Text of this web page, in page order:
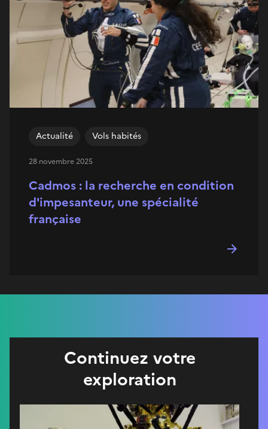
Cadmos : la recherche en condition
d'impesanteur, une spécialité
française
Actualité Vols habités
28 novembre 2025
Continuez votre
exploration